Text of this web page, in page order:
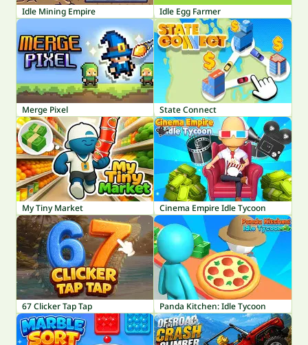
Idle Mining Empire Idle Egg Farmer
Merge Pixel State Connect
My Tiny Market Cinema Empire Idle Tycoon
67 Clicker Tap Tap Panda Kitchen: Idle Tycoon